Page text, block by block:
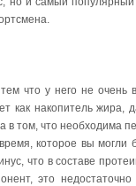
что у него не очень
как накопитель жира,
в том, что необходима
которое вы могли
что в составе
это